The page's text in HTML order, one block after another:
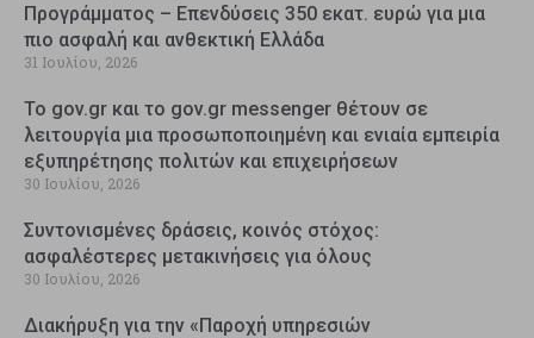
Προγράμματος – Επενδύσεις 350 εκατ. ευρώ για μια
πιο ασφαλή και ανθεκτική Ελλάδα
31 Ιουλίου, 2026
Το gov.gr και το gov.gr messenger θέτουν σε
λειτουργία μια προσωποποιημένη και ενιαία εμπειρία
εξυπηρέτησης πολιτών και επιχειρήσεων
30 Ιουλίου, 2026
Συντονισμένες δράσεις, κοινός στόχος:
ασφαλέστερες μετακινήσεις για όλους
30 Ιουλίου, 2026
Διακήρυξη για την «Παροχή υπηρεσιών